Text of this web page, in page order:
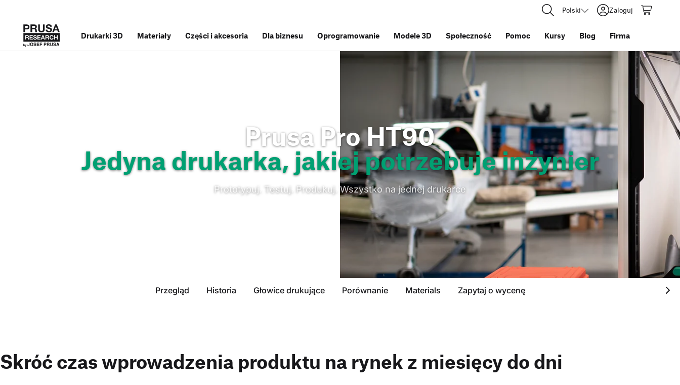
Polski Zaloguj
Drukarki 3D Materiały Części i akcesoria Dla biznesu Oprogramowanie Modele 3D Społeczność Pomoc Kursy Blog Firma
Prusa Pro HT90
Jedyna drukarka, jakiej potrzebuje inżynier
Prototypuj. Testuj. Produkuj. Wszystko na jednej drukarce
Przegląd Historia Głowice drukujące Porównanie Materials Zapytaj o wycenę
Skróć czas wprowadzenia produktu na rynek z miesięcy do dni